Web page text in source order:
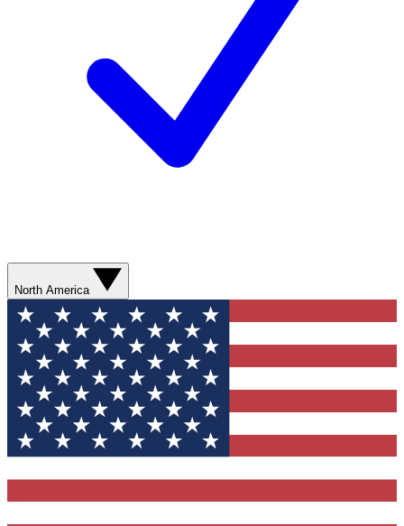
North America